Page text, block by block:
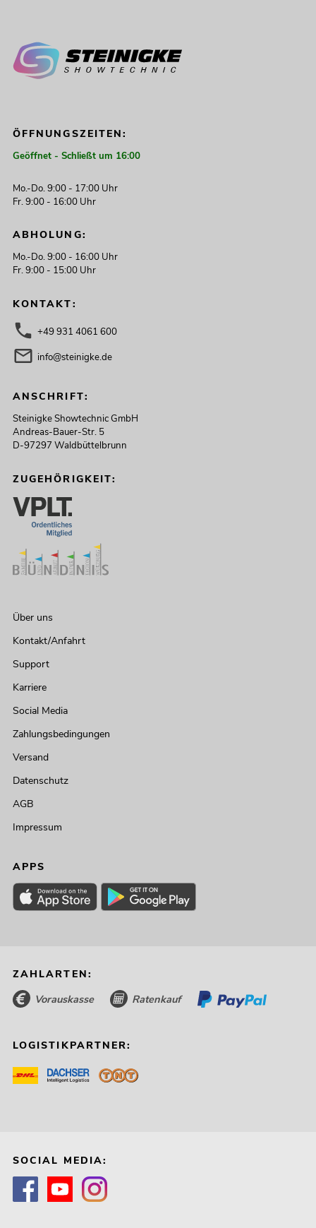
ÖFFNUNGSZEITEN:
Geöffnet - Schließt um 16:00
Mo.-Do. 9:00 - 17:00 Uhr
Fr. 9:00 - 16:00 Uhr
ABHOLUNG:
Mo.-Do. 9:00 - 16:00 Uhr
Fr. 9:00 - 15:00 Uhr
KONTAKT:
+49 931 4061 600
info@steinigke.de
ANSCHRIFT:
Steinigke Showtechnic GmbH
Andreas-Bauer-Str. 5
D-97297 Waldbüttelbrunn
ZUGEHÖRIGKEIT:
Über uns
Kontakt/Anfahrt
Support
Karriere
Social Media
Zahlungsbedingungen
Versand
Datenschutz
AGB
Impressum
APPS
ZAHLARTEN:
Vorauskasse Ratenkauf
LOGISTIKPARTNER:
SOCIAL MEDIA: